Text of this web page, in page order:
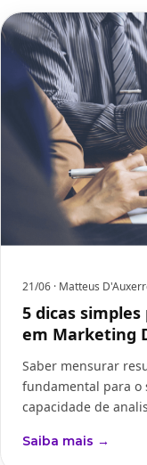
21/06 · Matteus
5 dicas
em Marketing
Saber mensurar
fundamental para o
capacidade de
Saiba mais →